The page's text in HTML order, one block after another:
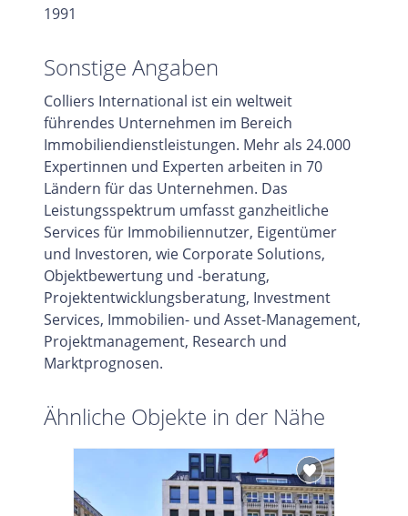
1991
Sonstige Angaben
Colliers International ist ein weltweit
führendes Unternehmen im Bereich
Immobiliendienstleistungen. Mehr als 24.000
Expertinnen und Experten arbeiten in 70
Ländern für das Unternehmen. Das
Leistungsspektrum umfasst ganzheitliche
Services für Immobiliennutzer, Eigentümer
und Investoren, wie Corporate Solutions,
Objektbewertung und -beratung,
Projektentwicklungsberatung, Investment
Services, Immobilien- und Asset-Management,
Projektmanagement, Research und
Marktprognosen.
Ähnliche Objekte in der Nähe